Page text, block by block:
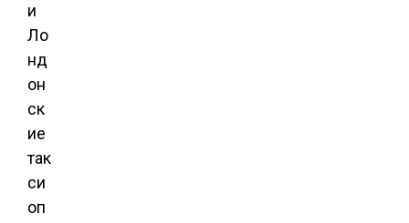
и
Ло
нд
он
ск
ие
так
си
оп